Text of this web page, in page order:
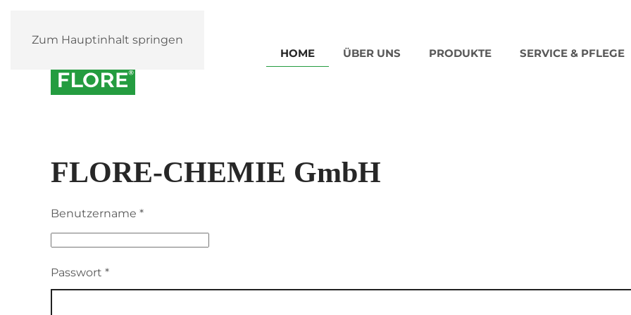
Zum Hauptinhalt springen
HOME
ÜBER UNS PRODUKTE SERVICE & PFLEGE
FLORE-CHEMIE GmbH
Benutzername *
Passwort *